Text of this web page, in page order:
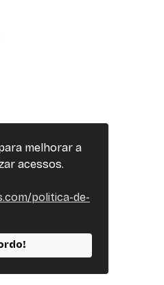
melhorar a
acessos.
politica-de-